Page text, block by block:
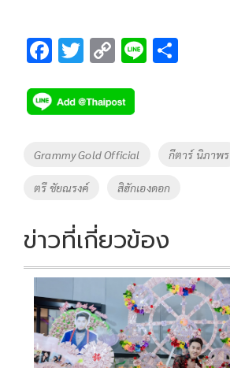
F
e
b
o
o
k
T
tt
er
C
p
y
Li
n
k
Li
Tags
Grammy Gold Official กีตาร์ นิภาพร
ตรี ชัยณรงค์ สิฮักเองดอก
ข่าวที่เกี่ยวข้อง